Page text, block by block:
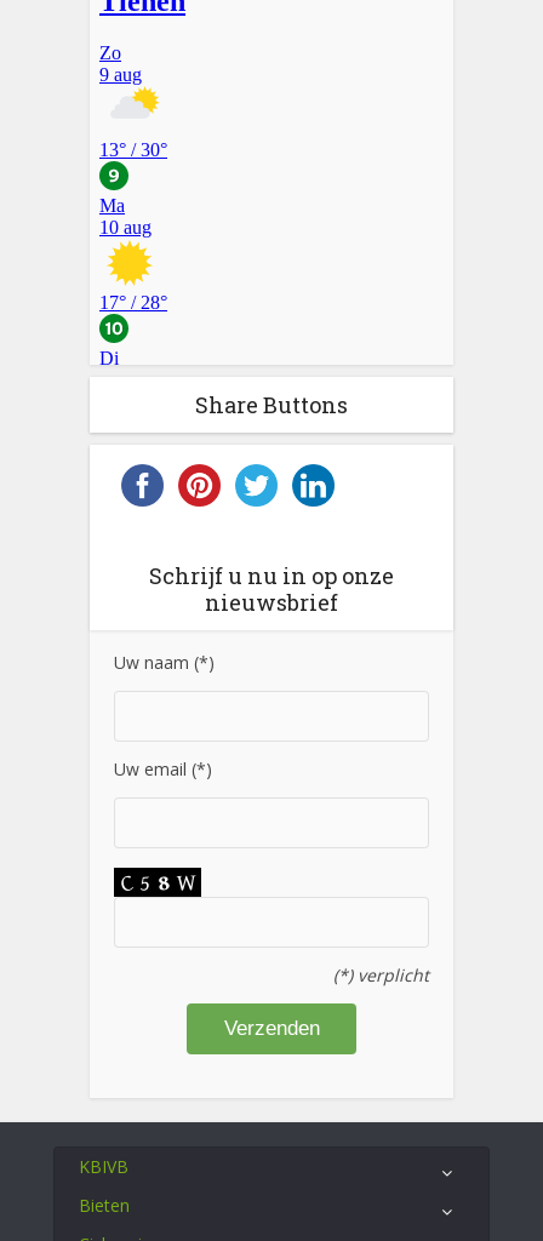
Share Buttons
Schrijf u nu in op onze
nieuwsbrief
Uw naam (*)
Uw email (*)
(*) verplicht
KBIVB
Bieten